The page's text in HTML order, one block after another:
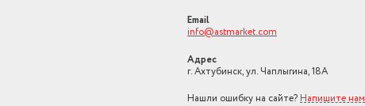
Email
info@astmarket.com
Адрес
г. Ахтубинск, ул. Чаплыгина, 18А
Нашли ошибку на сайте? Напишите нам